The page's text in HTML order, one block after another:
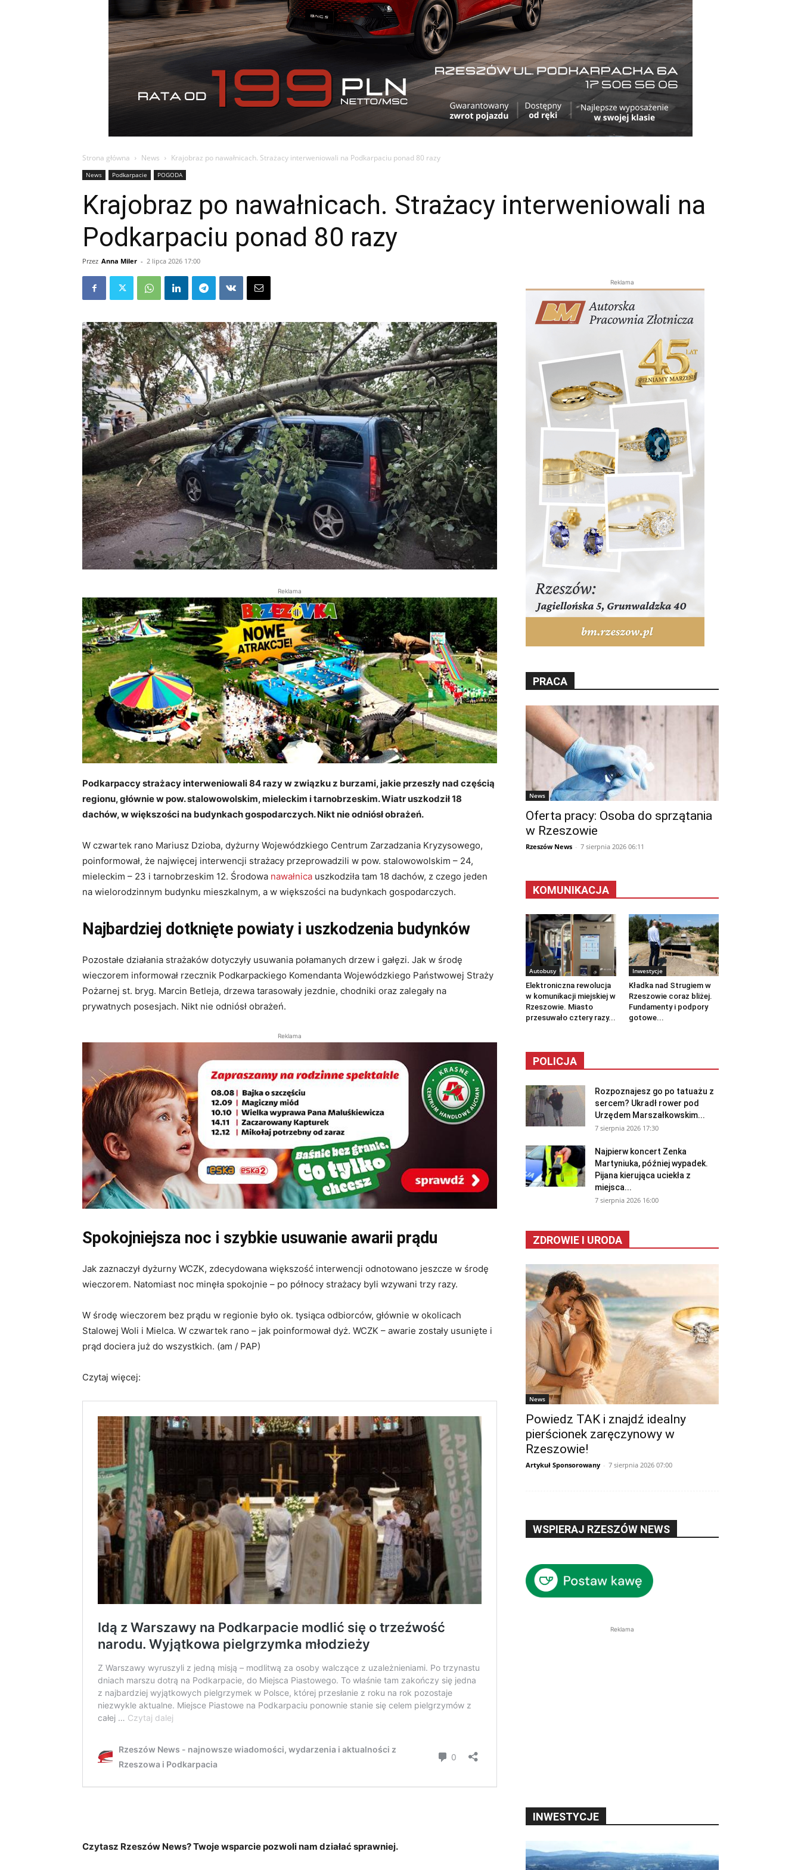
Strona główna News Krajobraz po nawałnicach. Strażacy interweniowali na Podkarpaciu ponad 80 razy
News Podkarpacie POGODA
Krajobraz po nawałnicach. Strażacy interweniowali na
Podkarpaciu ponad 80 razy
Przez Anna Miler - 2 lipca 2026 17:00
Reklama
Podkarpaccy strażacy interweniowali 84 razy w związku z burzami, jakie przeszły nad częścią
regionu, głównie w pow. stalowowolskim, mieleckim i tarnobrzeskim. Wiatr uszkodził 18
dachów, w większości na budynkach gospodarczych. Nikt nie odniósł obrażeń.
W czwartek rano Mariusz Dzioba, dyżurny Wojewódzkiego Centrum Zarzadzania Kryzysowego,
poinformował, że najwięcej interwencji strażacy przeprowadzili w pow. stalowowolskim – 24,
mieleckim – 23 i tarnobrzeskim 12. Środowa nawałnica uszkodziła tam 18 dachów, z czego jeden
na wielorodzinnym budynku mieszkalnym, a w większości na budynkach gospodarczych.
Najbardziej dotknięte powiaty i uszkodzenia budynków
Pozostałe działania strażaków dotyczyły usuwania połamanych drzew i gałęzi. Jak w środę
wieczorem informował rzecznik Podkarpackiego Komendanta Wojewódzkiego Państwowej Straży
Pożarnej st. bryg. Marcin Betleja, drzewa tarasowały jezdnie, chodniki oraz zalegały na
prywatnych posesjach. Nikt nie odniósł obrażeń.
Reklama
Spokojniejsza noc i szybkie usuwanie awarii prądu
Jak zaznaczył dyżurny WCZK, zdecydowana większość interwencji odnotowano jeszcze w środę
wieczorem. Natomiast noc minęła spokojnie – po północy strażacy byli wzywani trzy razy.
W środę wieczorem bez prądu w regionie było ok. tysiąca odbiorców, głównie w okolicach
Stalowej Woli i Mielca. W czwartek rano – jak poinformował dyż. WCZK – awarie zostały usunięte i
prąd dociera już do wszystkich. (am / PAP)
Czytaj więcej:
Czytasz Rzeszów News? Twoje wsparcie pozwoli nam działać sprawniej.
Reklama
PRACA
News
Oferta pracy: Osoba do sprzątania
w Rzeszowie
Rzeszów News - 7 sierpnia 2026 06:11
KOMUNIKACJA
Autobusy
Elektroniczna rewolucja
w komunikacji miejskiej w
Rzeszowie. Miasto
przesuwało cztery razy...
Inwestycje
Kładka nad Strugiem w
Rzeszowie coraz bliżej.
Fundamenty i podpory
gotowe...
POLICJA
Rozpoznajesz go po tatuażu z
sercem? Ukradł rower pod
Urzędem Marszałkowskim...
7 sierpnia 2026 17:30
Najpierw koncert Zenka
Martyniuka, później wypadek.
Pijana kierująca uciekła z
miejsca...
7 sierpnia 2026 16:00
ZDROWIE I URODA
News
Powiedz TAK i znajdź idealny
pierścionek zaręczynowy w
Rzeszowie!
Artykuł Sponsorowany - 7 sierpnia 2026 07:00
WSPIERAJ RZESZÓW NEWS
Reklama
INWESTYCJE